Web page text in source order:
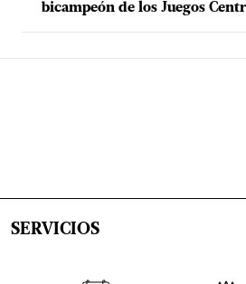
bicampeón de los Juegos
SERVICIOS